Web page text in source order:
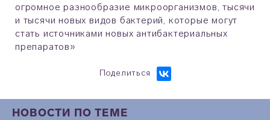
огромное разнообразие микроорганизмов, тысячи
и тысячи новых видов бактерий, которые могут
стать источниками новых антибактериальных
препаратов»
Поделиться
НОВОСТИ ПО ТЕМЕ